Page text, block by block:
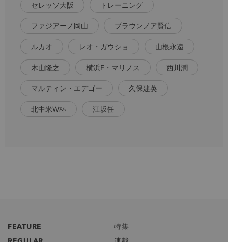
セレッソ大阪 トレーニング
ファジアーノ岡山 ブラウンノア賢信
ルカオ レオ・ガウショ 山根永遠
木山隆之 横浜F・マリノス 西川潤
マルティン・エデゴー 久保建英
北中米W杯 江坂任
FEATURE
特集